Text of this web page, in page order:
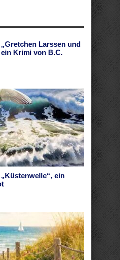
Larssen und
Krimi von B.C.
ein